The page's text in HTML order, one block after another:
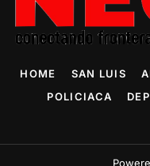
HOME SAN LUIS
POLICIACA